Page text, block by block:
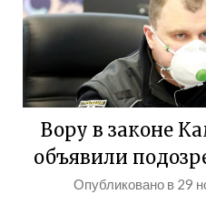
Вору в законе
объявили
Опубликовано в 29